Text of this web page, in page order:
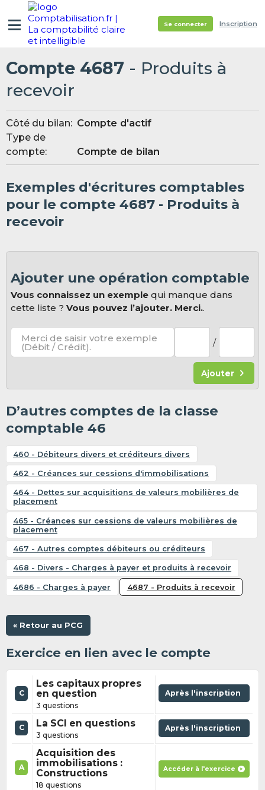
Se connecter Inscription
Compte 4687 - Produits à
recevoir
Côté du bilan: Compte d'actif
Type de
compte:
Compte de bilan
Exemples d'écritures comptables
pour le compte 4687 - Produits à
recevoir
Ajouter une opération comptable
Vous connaissez un exemple qui manque dans
cette liste ?Vous pouvez l’ajouter. Merci..
Merci de saisir votre exemple
(Débit / Crédit). /
Ajouter
D’autres comptes de la classe
comptable 46
460 - Débiteurs divers et créditeurs divers
462 - Créances sur cessions d'immobilisations
464 - Dettes sur acquisitions de valeurs mobilières de
placement
465 - Créances sur cessions de valeurs mobilières de
placement
467 - Autres comptes débiteurs ou créditeurs
468 - Divers - Charges à payer et produits à recevoir
4686 - Charges à payer 4687 - Produits à recevoir
« Retour au PCG
Exercice en lien avec le compte
C
Les capitaux propres
en question
3 questions
Après l'inscription
C La SCI en questions
3 questions
Après l'inscription
A
Acquisition des
immobilisations :
Constructions
18 questions
Accéder à l'exercice